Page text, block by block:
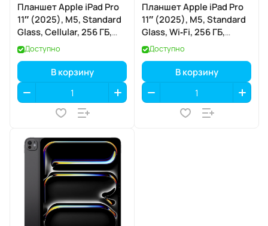
Планшет Apple iPad Pro
11″ (2025), M5, Standard
Glass, Cellular, 256 ГБ,
Space Black (тёмная
ночь)
Доступно
В корзину
Планшет Apple iPad Pro
11″ (2025), M5, Standard
Glass, Wi‑Fi, 256 ГБ,
Space Black (тёмная
ночь)
Доступно
В корзину